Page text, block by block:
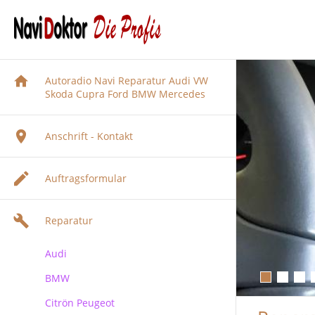
Autoradio Navi Reparatur Audi VW
Skoda Cupra Ford BMW Mercedes
Anschrift - Kontakt
Auftragsformular
Reparatur
Audi
Audi Navigation Autoradio
BMW
BMW Navi Reparatur
Citrön Peugeot